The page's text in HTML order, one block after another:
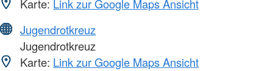
Karte: Link zur Google Maps Ansicht
Jugendrotkreuz
Jugendrotkreuz
Karte: Link zur Google Maps Ansicht